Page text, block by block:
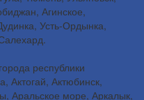
Агинское,
Усть-Ордынка,
республики
Актогай, Актюбинск,
Аральское море, Аркалык,